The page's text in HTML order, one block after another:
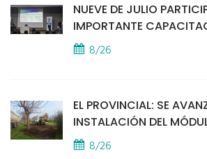
NUEVE DE JULIO
IMPORTANTE
8/26
EL PROVINCIAL: SE
INSTALACIÓN DEL
8/26